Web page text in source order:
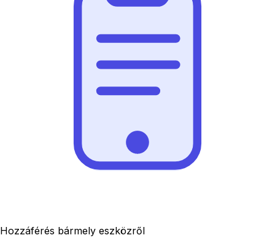
Hozzáférés bármely eszközről